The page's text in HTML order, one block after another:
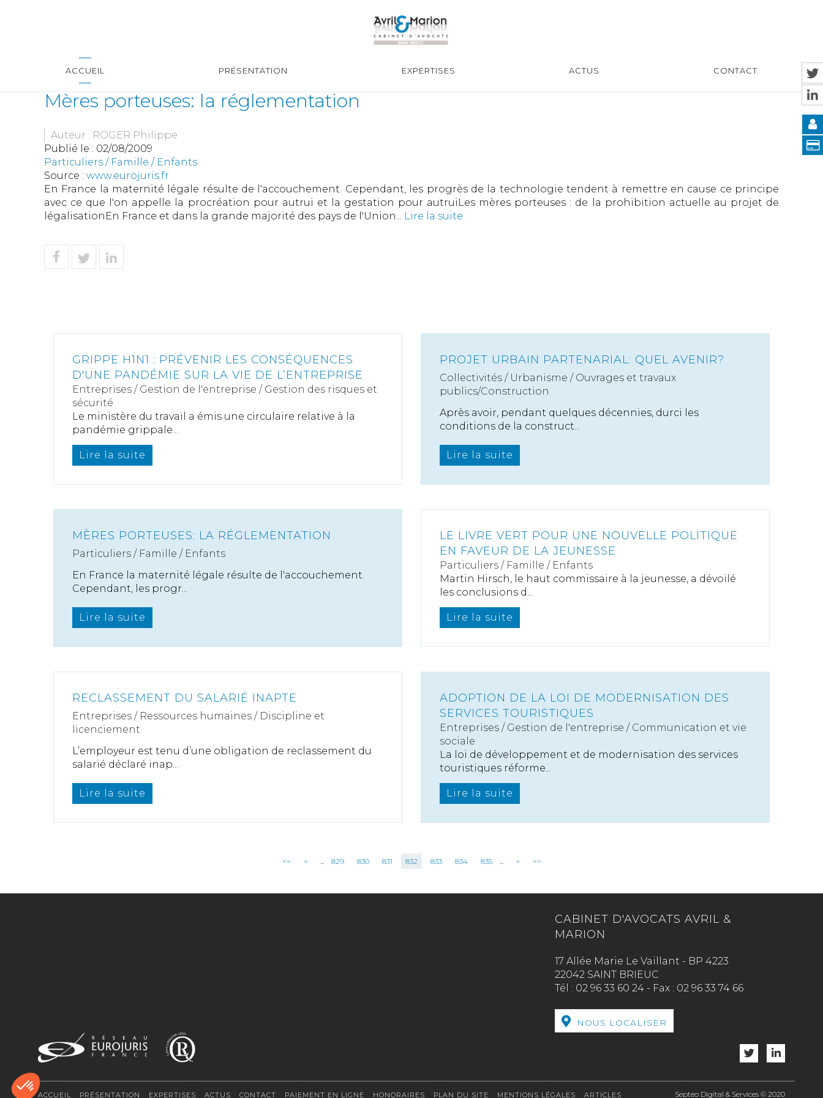
ACCUEIL PRÉSENTATION EXPERTISES ACTUS CONTACT
Mères porteuses: la réglementation
Auteur : ROGER Philippe
Publié le : 02/08/2009
Particuliers / Famille / Enfants
Source : www.eurojuris.fr
En France la maternité légale résulte de l'accouchement. Cependant, les progrès de la technologie tendent à remettre en cause ce principe
avec ce que l'on appelle la procréation pour autrui et la gestation pour autruiLes mères porteuses : de la prohibition actuelle au projet de
légalisationEn France et dans la grande majorité des pays de l'Union... Lire la suite
GRIPPE H1N1 : PRÉVENIR LES CONSÉQUENCES
D'UNE PANDÉMIE SUR LA VIE DE L’ENTREPRISE
Entreprises / Gestion de l'entreprise / Gestion des risques et
sécurité
Le ministère du travail a émis une circulaire relative à la
pandémie grippale...
Lire la suite
PROJET URBAIN PARTENARIAL: QUEL AVENIR?
Collectivités / Urbanisme / Ouvrages et travaux
publics/Construction
Après avoir, pendant quelques décennies, durci les
conditions de la construct...
Lire la suite
MÈRES PORTEUSES: LA RÉGLEMENTATION
Particuliers / Famille / Enfants
En France la maternité légale résulte de l'accouchement.
Cependant, les progr...
Lire la suite
LE LIVRE VERT POUR UNE NOUVELLE POLITIQUE
EN FAVEUR DE LA JEUNESSE
Particuliers / Famille / Enfants
Martin Hirsch, le haut commissaire à la jeunesse, a dévoilé
les conclusions d...
Lire la suite
RECLASSEMENT DU SALARIÉ INAPTE
Entreprises / Ressources humaines / Discipline et
licenciement
L’employeur est tenu d’une obligation de reclassement du
salarié déclaré inap...
Lire la suite
ADOPTION DE LA LOI DE MODERNISATION DES
SERVICES TOURISTIQUES
Entreprises / Gestion de l'entreprise / Communication et vie
sociale
La loi de développement et de modernisation des services
touristiques réforme...
Lire la suite
<< < ... 829 830 831 832 833 834 835 ... > >>
CABINET D'AVOCATS AVRIL &
MARION
17 Allée Marie Le Vaillant - BP 4223
22042 SAINT BRIEUC
Tél : 02 96 33 60 24 - Fax : 02 96 33 74 66
NOUS LOCALISER
ACCUEIL PRÉSENTATION EXPERTISES ACTUS CONTACT PAIEMENT EN LIGNE HONORAIRES PLAN DU SITE MENTIONS LÉGALES ARTICLES Septeo Digital & Services © 2020